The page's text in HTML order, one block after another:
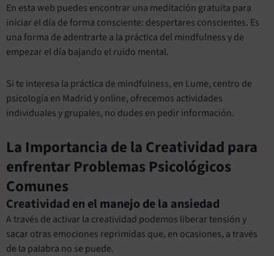
En esta web puedes encontrar una meditación gratuita para
iniciar el día de forma consciente: despertares conscientes. Es
una forma de adentrarte a la práctica del mindfulness y de
empezar el día bajando el ruido mental.
Si te interesa la práctica de mindfulness, en Lume, centro de
psicología en Madrid y online, ofrecemos actividades
individuales y grupales, no dudes en pedir información.
La Importancia de la Creatividad para
enfrentar Problemas Psicológicos
Comunes
Creatividad en el manejo de la ansiedad
A través de activar la creatividad podemos liberar tensión y
sacar otras emociones reprimidas que, en ocasiones, a través
de la palabra no se puede.